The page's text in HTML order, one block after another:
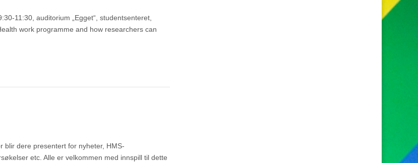
11:30, auditorium „Egget“, studentsenteret,
work programme and how researchers can
blir dere presentert for nyheter, HMS-
etc. Alle er velkommen med innspill til dette